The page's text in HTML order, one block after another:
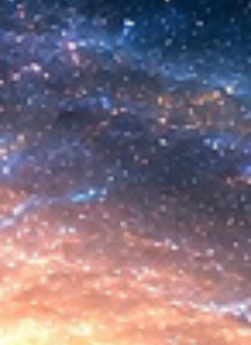
comienza a aparecer una posibilidad todavía
más desconcer